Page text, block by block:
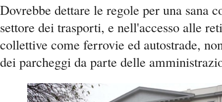
Dovrebbe dettare le regole per una sana
settore dei trasporti, e nell'accesso alle
collettive come ferrovie ed autostrade,
dei parcheggi da parte delle